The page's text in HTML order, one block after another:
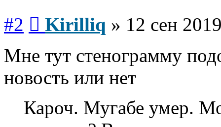
#2 Kirilliq » 12 сен
Мне тут стенограмму
новость или нет
Кароч. Мугабе умер.